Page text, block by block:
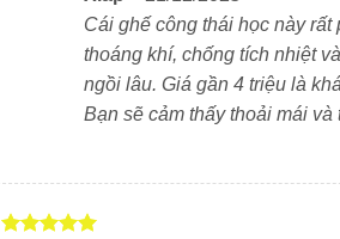
Cái ghế công thái học này
thoáng khí, chống tích nhiệt
ngồi lâu. Giá gần 4 triệu là
Bạn sẽ cảm thấy thoải mái